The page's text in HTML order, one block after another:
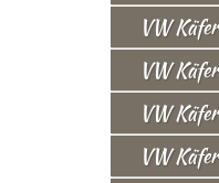
VW
VW
VW
VW